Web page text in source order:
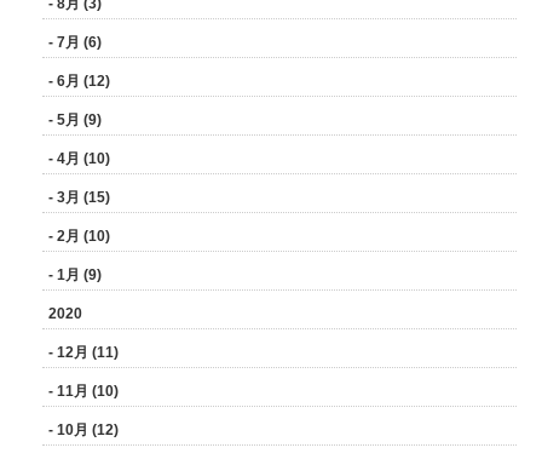
- 8月 (3)
- 7月 (6)
- 6月 (12)
- 5月 (9)
- 4月 (10)
- 3月 (15)
- 2月 (10)
- 1月 (9)
2020
- 12月 (11)
- 11月 (10)
- 10月 (12)